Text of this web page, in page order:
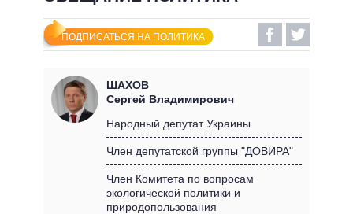
ЛЕНТА
СОБЫТИЯ
СТАТЬИ
МНЕНИЯ
ОБЗОРЫ
ДАЙДЖЕСТЫ
ПОЛИТИКА
ЭКОНОМИКА
МИР
ОБЕЩАНИЯ
ВСЕ ПОЛИТИКИ
ПРЕЗИДЕНТ И ОФИС
КАБИНЕТ МИНИСТРОВ
ГЛАВЫ ОБЛАДМИНИСТРАЦИЙ
ИНФОГРАФИКА
ВИДЕО
ПОДДЕРЖАТЬ
СРАВНЕНИЕ ПОЛИТИКОВ
ПОДПИСАТЬСЯ НА ПОЛИТИКА
ШАХОВ
Сергей Владимирович
Народный депутат Украины
Член депутатской группы "ДОВИРА"
Член Комитета по вопросам
экологической политики и
природопользования